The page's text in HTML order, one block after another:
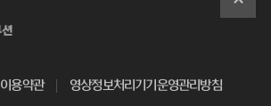
이용약관 영상정보처리기기운영관리방침